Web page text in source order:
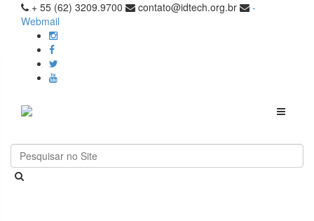
+ 55 (62) 3209.9700 contato@idtech.org.br
-
Webmail
Toggle